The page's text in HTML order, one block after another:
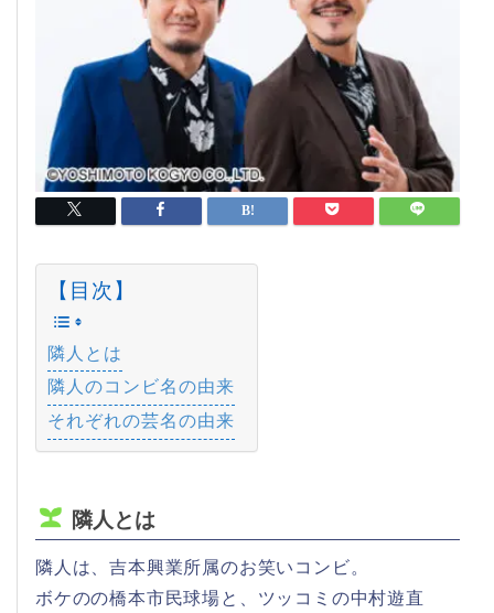
【目次】
隣人とは
隣人のコンビ名の由来
それぞれの芸名の由来
隣人とは
隣人は、吉本興業所属のお笑いコンビ。
ボケのの橋本市民球場と、ツッコミの中村遊直